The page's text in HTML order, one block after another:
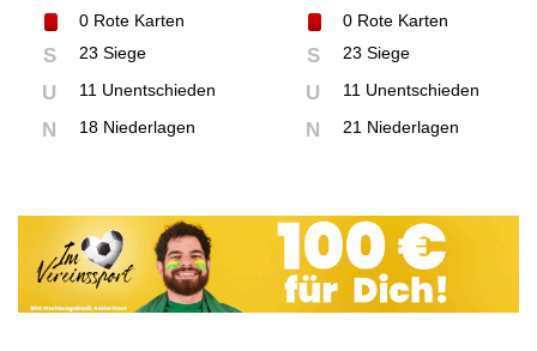
0 Rote Karten
S 23 Siege
U 11 Unentschieden
N 18 Niederlagen
0Rote Karten
S 23 Siege
U 11 Unentschieden
N 21 Niederlagen